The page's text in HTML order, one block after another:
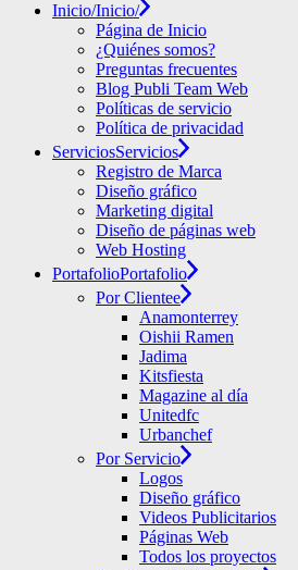
Inicio/Inicio/
Página de Inicio
¿Quiénes somos?
Preguntas frecuentes
Blog Publi Team Web
Políticas de servicio
Política de privacidad
ServiciosServicios
Registro de Marca
Diseño gráfico
Marketing digital
Diseño de páginas web
Web Hosting
PortafolioPortafolio
Por Clientee
Anamonterrey
Oishii Ramen
Jadima
Kitsfiesta
Magazine al día
Unitedfc
Urbanchef
Por Servicio
Logos
Diseño gráfico
Videos Publicitarios
Páginas Web
Todos los proyectos